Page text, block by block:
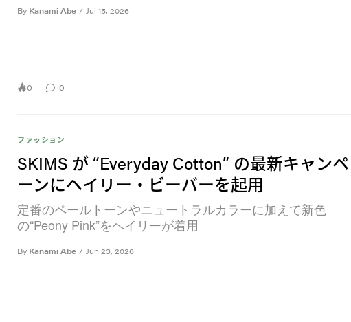
By Kanami Abe / Jul 15, 2026
0 0
ファッション
SKIMS が “Everyday Cotton” の最新キャンペ
ーンにヘイリー・ビーバーを起用
定番のペールトーンやニュートラルカラーに加えて新色
の“Peony Pink”をヘイリーが着用
By Kanami Abe / Jun 23, 2026